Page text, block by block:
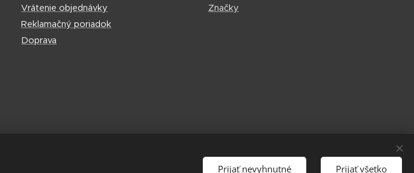
Vrátenie objednávky
Reklamačný poriadok
Doprava
Značky
Prijať nevyhnutné Prijať všetko